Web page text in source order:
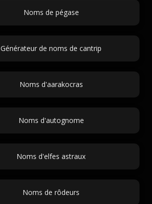
Noms de pégase
Générateur de noms de cantrip
Noms d'aarakocras
Noms d'autognome
Noms d'elfes astraux
Noms de rôdeurs